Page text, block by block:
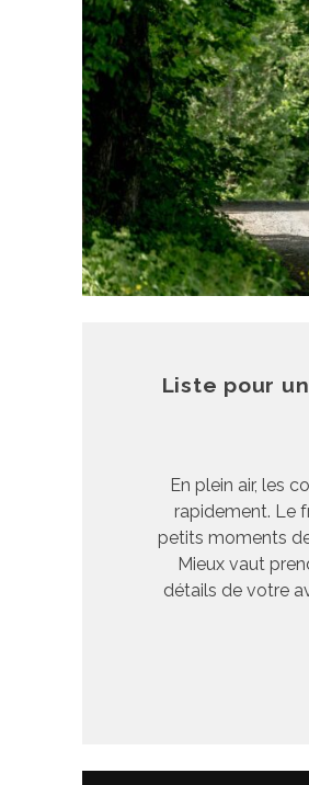
Liste pour
En plein air, les
rapidement. Le
petits moments
Mieux vaut
détails de votre